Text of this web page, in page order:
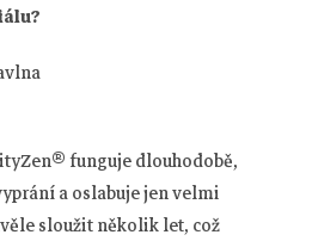
funguje dlouhodobě,
a oslabuje jen velmi
sloužit několik let, což